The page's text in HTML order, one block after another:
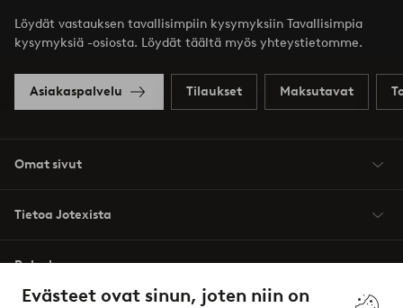
Evästeet ovat sinun, joten niin on
Löydät vastauksen tavallisimpiin kysymyksiin Tavallisimpia
kysymyksiä -osiosta. Löydät täältä myös yhteystietomme.
Asiakaspalvelu Tilaukset Maksutavat
Omat sivut
Tietoa Jotexista
Palvelumme